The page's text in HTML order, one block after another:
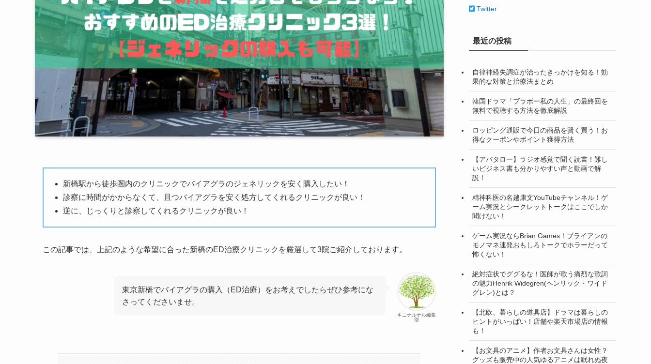
新橋駅から徒歩圏内のクリニックでバイアグラのジェネリックを安く購入したい！
診察に時間がかからなくて、且つバイアグラを安く処方してくれるクリニックが良い！
逆に、じっくりと診察してくれるクリニックが良い！
この記事では、 上記のような希望に合った新橋のED治療クリニックを厳選して3院ご紹介しております。
キニナルナル編集
部
東京新橋でバイアグラの購入（ED治療）をお考えでしたらぜひ参考にな
さってくださいませ。
Twitter
最近の投稿
自律神経失調症が治ったきっかけを知る！効
果的な対策と治療法まとめ
韓国ドラマ「ブラボー私の人生」の最終回を
無料で視聴する方法を徹底解説
ロッピング通販で今日の商品を賢く買う！お
得なクーポンやポイント獲得方法
【アバタロー】ラジオ感覚で聞く読書！難し
いビジネス書も分かりやすい声と動画で解
説！
精神科医の名越康文YouTubeチャンネル！ゲ
ーム実況とシークレットトークはここでしか
聞けない！
ゲーム実況ならBrian Games！ブライアンの
モノマネ連発おもしろトークでホラーだって
怖くない！
絶対症状でググるな！医師が歌う痛烈な歌詞
の魅力Henrik Widegren(ヘンリック・ワイド
グレン)とは？
【北欧、暮らしの道具店】ドラマは暮らしの
ヒントがいっぱい！店舗や楽天市場店の情報
も！
【お文具のアニメ】作者お文具さんは女性？
グッズも販売中の人気ゆるアニメは眠れぬ夜